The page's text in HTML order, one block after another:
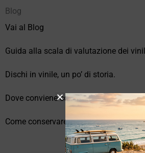
Blog
Vai al Blog
Guida alla scala di valutazione dei
Dischi in vinile, un po’ di storia.
Dove conviene comprare vinili online?
Come conservare correttamente i